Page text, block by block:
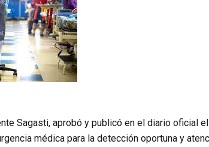
Sagasti, aprobó y publicó en el diario oficial
médica para la detección oportuna y